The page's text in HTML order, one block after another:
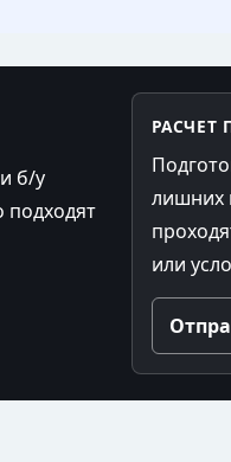
б/у
подходят
РАСЧЕТ
лишних
или